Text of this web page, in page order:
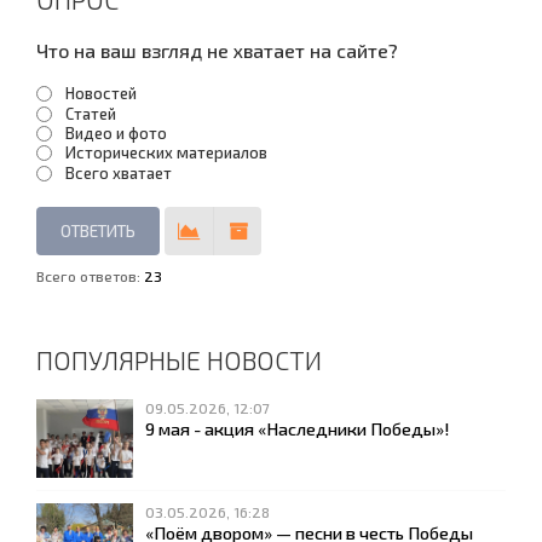
Что на ваш взгляд не хватает на сайте?
Новостей
Статей
Видео и фото
Исторических материалов
Всего хватает
Всего ответов: 23
ПОПУЛЯРНЫЕ НОВОСТИ
09.05.2026, 12:07
9 мая - акция «Наследники Победы»!
03.05.2026, 16:28
«Поём двором» — песни в честь Победы